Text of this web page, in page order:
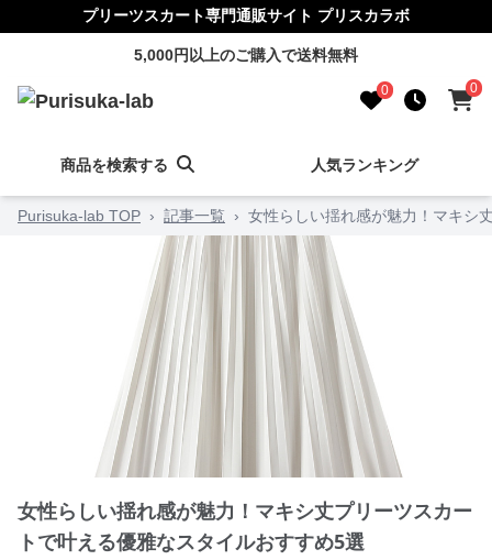
プリーツスカート専門通販サイト プリスカラボ
5,000円以上のご購入で送料無料
0 0
商品を検索する 人気ランキング
Purisuka-lab TOP › 記事一覧 › 女性らしい揺れ感が魅力！マキシ
女性らしい揺れ感が魅力！マキシ丈プリーツスカー
トで叶える優雅なスタイルおすすめ5選